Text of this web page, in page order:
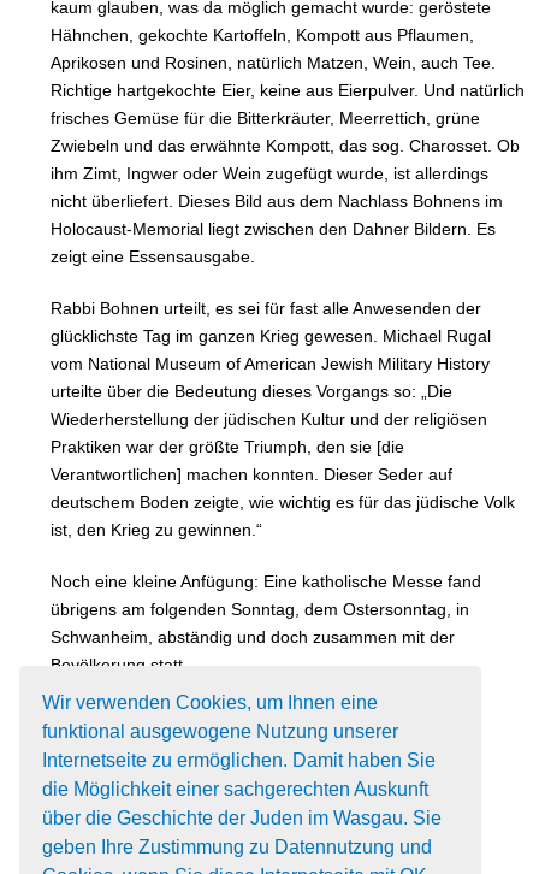
Wir verwenden Cookies, um Ihnen eine
funktional ausgewogene Nutzung unserer
Internetseite zu ermöglichen. Damit haben Sie
die Möglichkeit einer sachgerechten Auskunft
über die Geschichte der Juden im Wasgau. Sie
geben Ihre Zustimmung zu Datennutzung und
kaum glauben, was da möglich gemacht wurde: geröstete
Hähnchen, gekochte Kartoffeln, Kompott aus Pflaumen,
Aprikosen und Rosinen, natürlich Matzen, Wein, auch Tee.
Richtige hartgekochte Eier, keine aus Eierpulver. Und natürlich
frisches Gemüse für die Bitterkräuter, Meerrettich, grüne
Zwiebeln und das erwähnte Kompott, das sog. Charosset. Ob
ihm Zimt, Ingwer oder Wein zugefügt wurde, ist allerdings
nicht überliefert. Dieses Bild aus dem Nachlass Bohnens im
Holocaust-Memorial liegt zwischen den Dahner Bildern. Es
zeigt eine Essensausgabe.
Rabbi Bohnen urteilt, es sei für fast alle Anwesenden der
glücklichste Tag im ganzen Krieg gewesen. Michael Rugal
vom National Museum of American Jewish Military History
urteilte über die Bedeutung dieses Vorgangs so: „Die
Wiederherstellung der jüdischen Kultur und der religiösen
Praktiken war der größte Triumph, den sie [die
Verantwortlichen] machen konnten. Dieser Seder auf
deutschem Boden zeigte, wie wichtig es für das jüdische Volk
ist, den Krieg zu gewinnen.“
Noch eine kleine Anfügung: Eine katholische Messe fand
übrigens am folgenden Sonntag, dem Ostersonntag, in
Schwanheim, abständig und doch zusammen mit der
Bevölkerung statt.
Dokument zum Download
> Die Rainbow-Haggadah und die
Sederfeier der 42. US-Division
Vortrag von Prof. Dr. Erich Naab